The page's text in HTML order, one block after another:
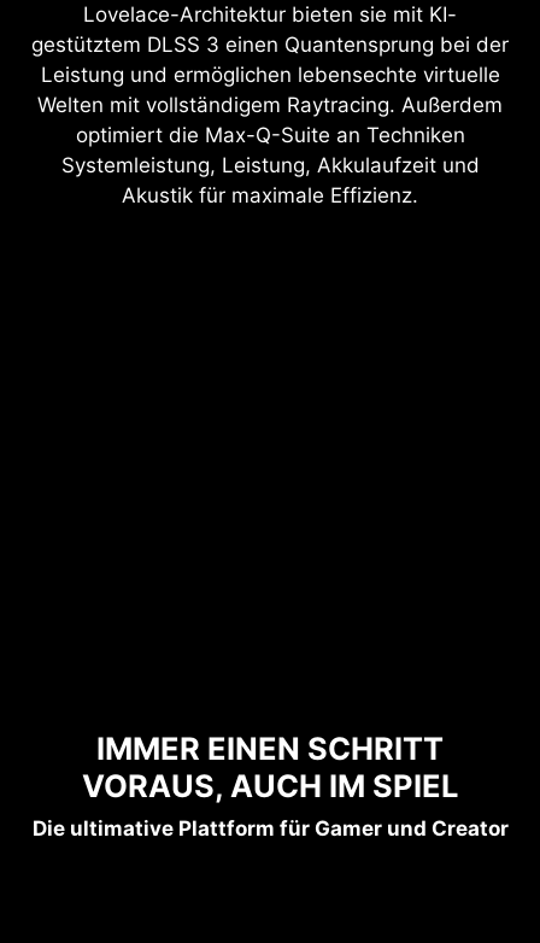
Lovelace-Architektur bieten sie mit KI-
gestütztem DLSS 3 einen Quantensprung bei der
Leistung und ermöglichen lebensechte virtuelle
Welten mit vollständigem Raytracing. Außerdem
optimiert die Max-Q-Suite an Techniken
Systemleistung, Leistung, Akkulaufzeit und
Akustik für maximale Effizienz.
IMMER EINEN SCHRITT
VORAUS, AUCH IM SPIEL
Die ultimative Plattform für Gamer und Creator